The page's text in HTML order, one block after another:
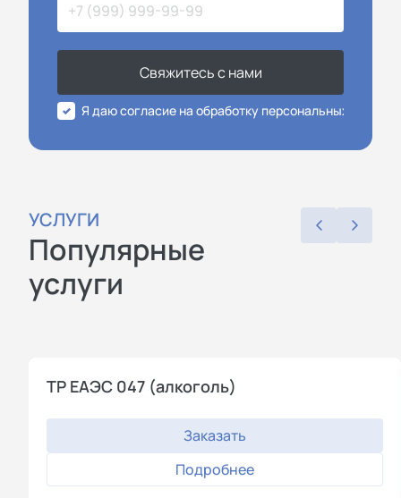
Свяжитесь с нами
Я даю согласие на обработку персональных
УСЛУГИ
Популярные
услуги
ТР ЕАЭС 047 (алкоголь)
Заказать
Подробнее